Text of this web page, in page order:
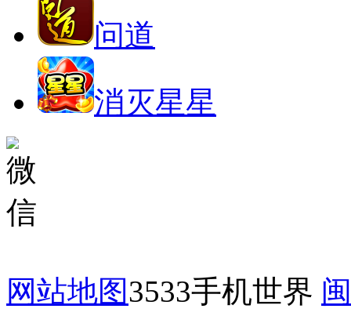
问道
消灭星星
网站地图3533手机世界